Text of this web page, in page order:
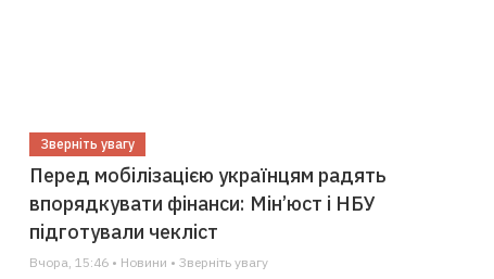
Зверніть увагу
Перед мобілізацією українцям радять
впорядкувати фінанси: Мін’юст і НБУ
підготували чекліст
Вчора, 15:46 • Новини • Зверніть увагу